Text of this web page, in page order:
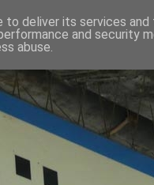
deliver its services
and security
abuse.